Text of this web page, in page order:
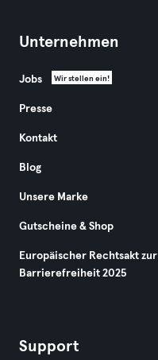
Unternehmen
Jobs Wir stellen ein!
Presse
Kontakt
Blog
Unsere Marke
Gutscheine & Shop
Europäischer Rechtsakt zur
Barrierefreiheit 2025
Support